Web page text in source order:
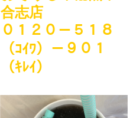
合志店
０１２０－５１８
（ｺｲﾜ）－９０１
（ｷﾚｲ）